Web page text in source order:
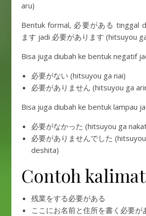
aru)
Bentuk formal, 必要がある tinggal
ます jadi 必要があります (hitsuyou
Bisa juga diubah ke bentuk negatif
必要がない (hitsuyou ga nai)
必要がありません (hitsuyou ga
Bisa juga diubah ke bentuk lampau
必要がなかった (hitsuyou ga
必要がありませんでした
deshita)
Contoh kalimat
残業をする必要がある
ここにお名前と住所を書く必要が